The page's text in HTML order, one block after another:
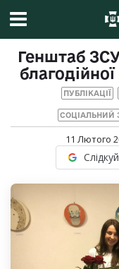
Генштаб
ПУБЛІКАЦІЇ
СОЦІАЛЬНИЙ
11 Лютого